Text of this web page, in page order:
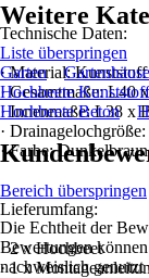
Technische Daten:
· Material: Kunststoff
· Gesamtmaße: L40
· Innenmaße: L38 x
·
· Farbe: Dunkelbraun
Lieferumfang:
· 2 x Hochbeet
· 1 x
Weitere
Liste überspringen
Garten
Hochbeete Kunststoff
Hochbeete Beton
Bereich überspringen
Die Echtheit der
Bewertungen
nachweislich genutzt